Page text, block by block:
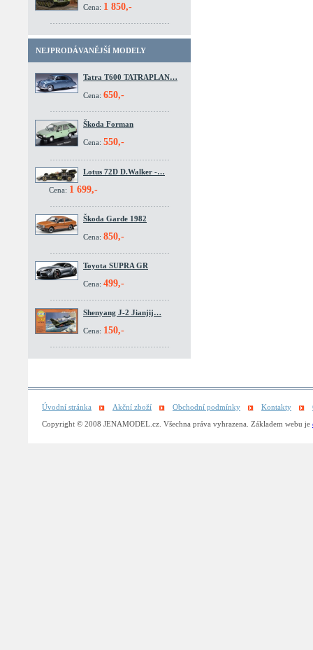
Cena: 1 850,-
NEJPRODÁVANĚJŠÍ MODELY
Tatra T600 TATRAPLAN…
Cena: 650,-
Škoda Forman
Cena: 550,-
Lotus 72D D.Walker -…
Cena: 1 699,-
Škoda Garde 1982
Cena: 850,-
Toyota SUPRA GR
Cena: 499,-
Shenyang J-2 Jianjij…
Cena: 150,-
Úvodní stránka Akční zboží Obchodní podmínky Kontakty
Copyright © 2008 JENAMODEL.cz. Všechna práva vyhrazena. Základem webu je